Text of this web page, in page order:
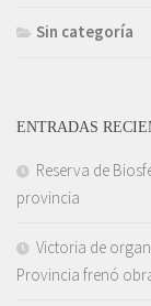
Sin categoría
ENTRADAS
Reserva de
provincia
Victoria de
Provincia frenó